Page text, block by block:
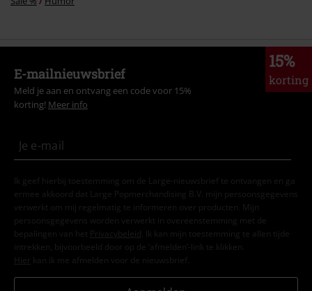
15%
korting
E-mailnieuwsbrief
Meld je aan en ontvang een code voor 15%
korting! Meer info
Ik geef hierbij toestemming om de Large-nieuwsbrief te ontvangen en ga
ermee akkoord dat Large Popmerchandising B.V. mijn persoonsgegevens
verwerkt om mij regelmatig te informeren over producten. Mijn
persoonsgegevens worden verwerkt in overeenstemming met de
bepalingen van het
Privacybeleid . Ik kan mijn toestemming te allen tijde
intrekken, bijvoorbeeld door op de ‘afmelden’-link te klikken.
Hier kan ik me afmelden voor de nieuwsbrief.